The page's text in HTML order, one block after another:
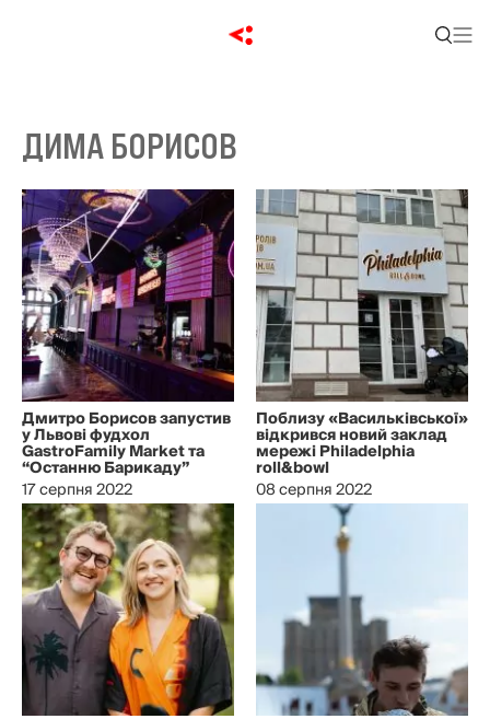
ДИМА БОРИСОВ
Дмитро Борисов запустив
у Львові фудхол
GastroFamily Market та
“Останню Барикаду”
17 серпня 2022
Поблизу «Васильківської»
відкрився новий заклад
мережі Philadelphia
roll&bowl
08 серпня 2022